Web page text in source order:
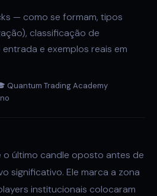
— como se formam, tipos
classificação de
e exemplos reais em
Quantum Trading Academy
o último candle oposto antes de
significativo. Ele marca a zona
institucionais colocaram